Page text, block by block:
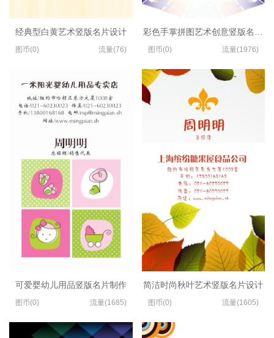
经典型白黄艺术竖版名片设计
图币(0) 流量(76)
可爱婴幼儿用品竖版名片制作
图币(0) 流量(1685)
彩色手掌拼图艺术创意竖版名片设
图币(0) 流量(1976)
简洁时尚秋叶艺术竖版名片设计
图币(0) 流量(1605)